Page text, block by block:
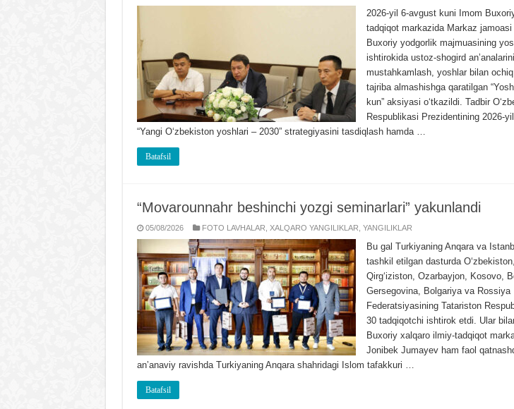
2026-yil 6-avgust kuni Imom
tadqiqot markazida Markaz
Buxoriy yodgorlik majmuasining
ishtirokida ustoz-shogird
mustahkamlash, yoshlar bilan
tajriba almashishga qaratilgan
kun” aksiyasi oʻtkazildi. Tadbir
Respublikasi Prezidentining 2026-
“Yangi Oʻzbekiston yoshlari – 2030” strategiyasini tasdiqlash hamda …
Batafsil
“Movarounnahr beshinchi yozgi seminarlari” yakunlandi
05/08/2026 FOTO LAVHALAR, XALQARO YANGILIKLAR, YANGILIKLAR
Bu gal Turkiyaning Anqara va
tashkil etilgan dasturda
Qirgʻiziston, Ozarbayjon, Kosovo,
Gersegovina, Bolgariya va Rossiya
Federatsiyasining Tatariston
30 tadqiqotchi ishtirok etdi. Ular
Buxoriy xalqaro ilmiy-tadqiqot
Jonibek Jumayev ham faol
anʼanaviy ravishda Turkiyaning Anqara shahridagi Islom tafakkuri …
Batafsil